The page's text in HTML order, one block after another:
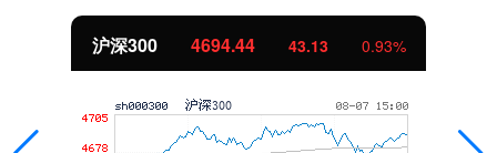
北证50 1134.24 11.37 1.01%